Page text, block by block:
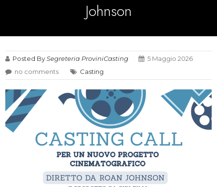
Johnson
Posted BySegreteria ProviniCasting
5 Maggio 2026
no comments
Casting